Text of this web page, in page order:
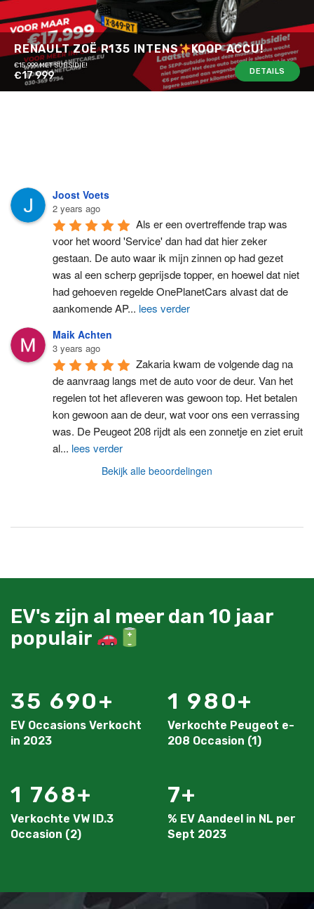
RENAULT ZOË R135 INTENS KOOP ACCU!
€15.999 MET SUBSIDIE!
€17 999 DETAILS
Joost Voets
2 years ago
Als er een overtreffende trap was
voor het woord 'Service' dan had dat hier zeker
gestaan. De auto waar ik mijn zinnen op had gezet
was al een scherp geprijsde topper, en hoewel dat niet
had gehoeven regelde OnePlanetCars alvast dat de
aankomende AP... lees verder
Maik Achten
3 years ago
Zakaria kwam de volgende dag na
de aanvraag langs met de auto voor de deur. Van het
regelen tot het afleveren was gewoon top. Het betalen
kon gewoon aan de deur, wat voor ons een verrassing
was. De Peugeot 208 rijdt als een zonnetje en ziet eruit
al... lees verder
Bekijk alle beoordelingen
EV's zijn al meer dan 10 jaar
populair
35 690
EV Occasions Verkocht
in 2023
1 980
Verkochte Peugeot e-
208 Occasion (1)
1 768
Verkochte VW ID.3
Occasion (2)
7
% EV Aandeel in NL per
Sept 2023